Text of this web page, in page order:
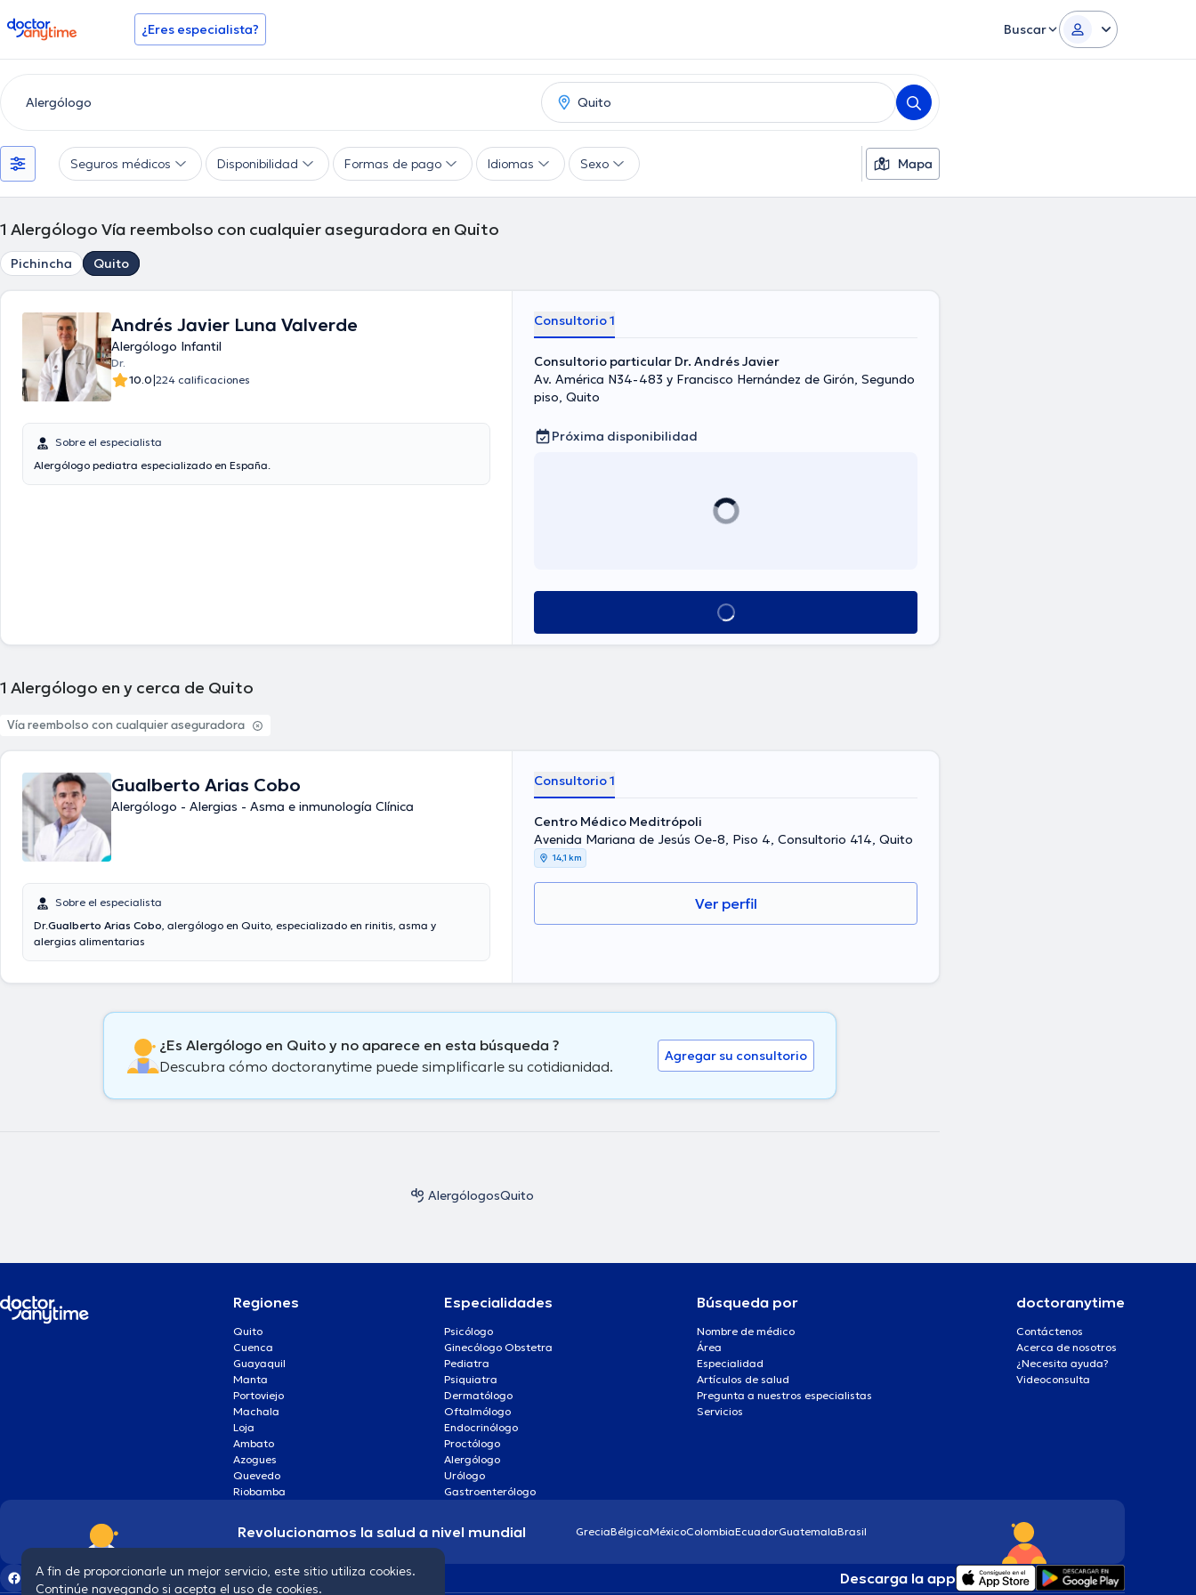
doctoranytime ¿Eres especialista? Buscar
Seguros médicos Disponibilidad Formas de pago Idiomas Sexo Mapa
1 Alergólogo Vía reembolso con cualquier aseguradora en Quito
Pichincha Quito
Andrés Javier Luna Valverde
Alergólogo Infantil
Dr.
10.0|224 calificaciones
Sobre el especialista
Alergólogo pediatra especializado en España.
Consultorio 1
Consultorio particular Dr. Andrés Javier
Av. América N34-483 y Francisco Hernández de Girón, Segundo
piso, Quito
Próxima disponibilidad
Ver más horarios
1 Alergólogo en y cerca de Quito
Vía reembolso con cualquier aseguradora
Gualberto Arias Cobo
Alergólogo - Alergias - Asma e inmunología Clínica
Sobre el especialista
Dr.Gualberto Arias Cobo, alergólogo en Quito, especializado en rinitis, asma y
alergias alimentarias
Consultorio 1
Centro Médico Meditrópoli
Avenida Mariana de Jesús Oe-8, Piso 4, Consultorio 414, Quito
14,1 km
Ver perfil
¿Es Alergólogo en Quito y no aparece en esta búsqueda ?
Descubra cómo doctoranytime puede simplificarle su cotidianidad.
Agregar su consultorio
AlergólogosQuito
Regiones
Quito
Cuenca
Guayaquil
Manta
Portoviejo
Machala
Loja
Ambato
Azogues
Quevedo
Riobamba
Especialidades
Psicólogo
Ginecólogo Obstetra
Pediatra
Psiquiatra
Dermatólogo
Oftalmólogo
Endocrinólogo
Proctólogo
Alergólogo
Urólogo
Gastroenterólogo
Búsqueda por
Nombre de médico
Área
Especialidad
Artículos de salud
Pregunta a nuestros especialistas
Servicios
doctoranytime
Contáctenos
Acerca de nosotros
¿Necesita ayuda?
Videoconsulta
Revolucionamos la salud a nivel mundial GreciaBélgicaMéxicoColombiaEcuadorGuatemalaBrasil
Descarga la app
A fin de proporcionarle un mejor servicio, este sitio utiliza cookies.
Continúe navegando si acepta el uso de cookies.